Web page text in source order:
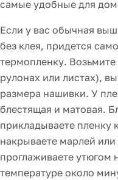
самые удобные для
Если у вас обычная
без клея, придется
термопленку.
рулонах или листах),
размера нашивки. У
блестящая и матовая.
прикладываете пленку
накрываете марлей
проглаживаете утюгом
температуре около